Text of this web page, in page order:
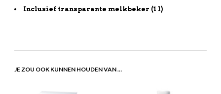
Inclusief transparante melkbeker (1 l)
JE ZOU OOK KUNNEN HOUDEN VAN …